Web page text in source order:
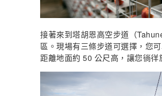
接著來到塔胡恩高空步道（
區。現場有三條步道可選擇，您
距離地面約 50 公尺高，讓您徜